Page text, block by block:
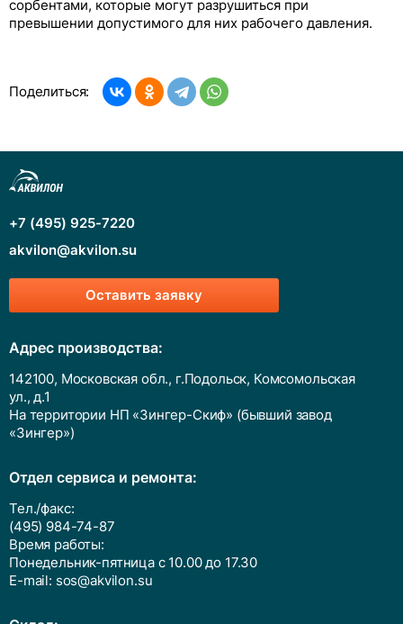
сорбентами, которые могут разрушиться при
превышении допустимого для них рабочего давления.
Поделиться:
Оставить заявку
+7 (495) 925-7220
akvilon@akvilon.su
Адрес производства:
142100, Московская обл., г.Подольск, Комсомольская
ул., д.1
На территории НП «Зингер-Скиф» (бывший завод
«Зингер»)
Отдел сервиса и ремонта:
Тел./факс:
(495) 984-74-87
Время работы:
Понедельник-пятница с 10.00 до 17.30
E-mail: sos@akvilon.su